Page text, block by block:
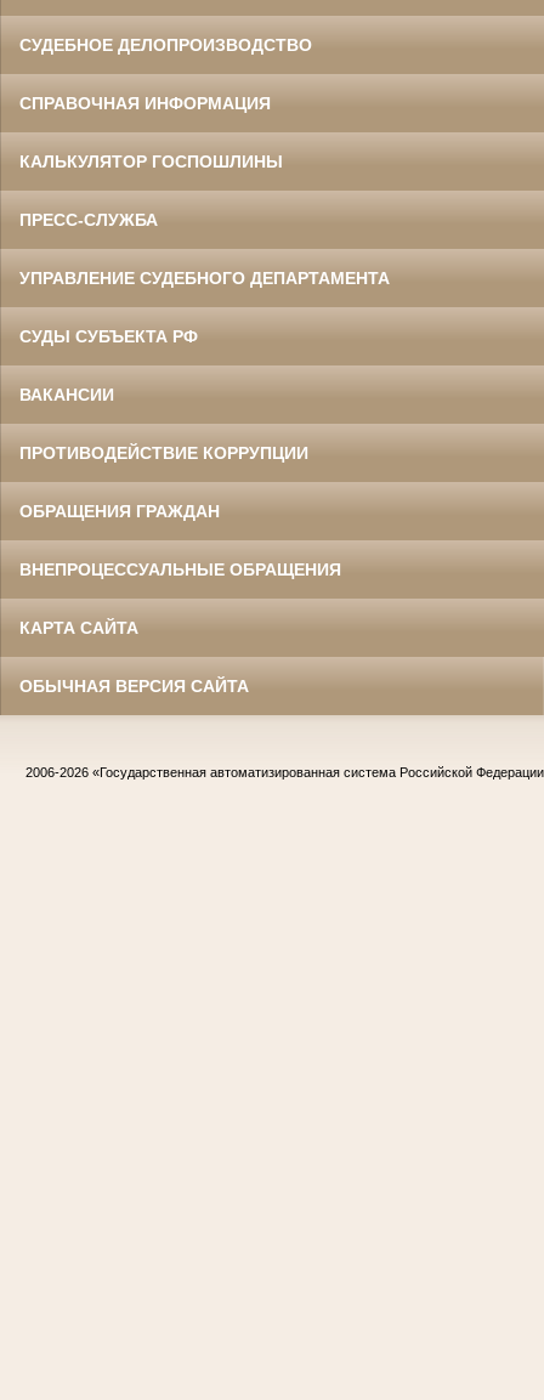
СУДЕБНОЕ ДЕЛОПРОИЗВОДСТВО
СПРАВОЧНАЯ ИНФОРМАЦИЯ
КАЛЬКУЛЯТОР ГОСПОШЛИНЫ
ПРЕСС-СЛУЖБА
УПРАВЛЕНИЕ СУДЕБНОГО ДЕПАРТАМЕНТА
СУДЫ СУБЪЕКТА РФ
ВАКАНСИИ
ПРОТИВОДЕЙСТВИЕ КОРРУПЦИИ
ОБРАЩЕНИЯ ГРАЖДАН
ВНЕПРОЦЕССУАЛЬНЫЕ ОБРАЩЕНИЯ
КАРТА САЙТА
ОБЫЧНАЯ ВЕРСИЯ САЙТА
2006-2026 «Государственная автоматизированная система Российской